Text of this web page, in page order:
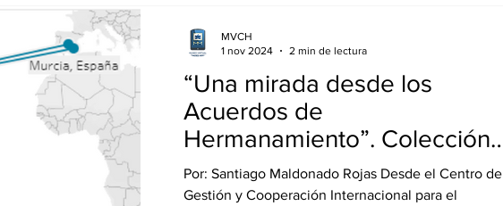
“Una mirada desde los
Acuerdos de
Hermanamiento”. Colección
de infografías
Por: Santiago Maldonado Rojas Desde el Centro de
Gestión y Cooperación Internacional para el
MVCH
1 nov 2024
2 min de lectura